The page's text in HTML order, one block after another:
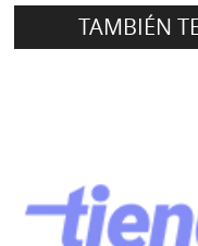
TAMBIÉN